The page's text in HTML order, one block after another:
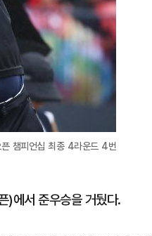
챔피언십 최종 4라운드 4번
)에서 준우승을 거뒀다.